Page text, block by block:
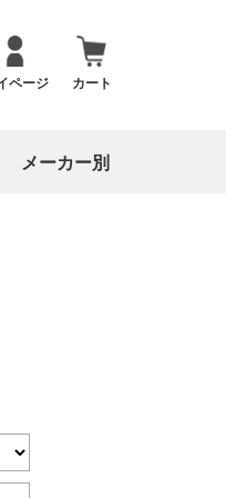
ページ カート
メーカー別